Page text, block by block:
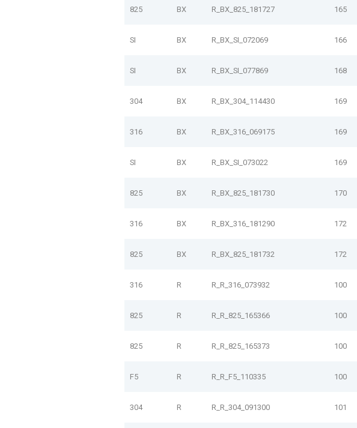
825 BX R_BX_825_181727 165
SI BX R_BX_SI_072069 166
SI BX R_BX_SI_077869 168
304 BX R_BX_304_114430 169
316 BX R_BX_316_069175 169
SI BX R_BX_SI_073022 169
825 BX R_BX_825_181730 170
316 BX R_BX_316_181290 172
825 BX R_BX_825_181732 172
316 R R_R_316_073932 100
825 R R_R_825_165366 100
825 R R_R_825_165373 100
F5 R R_R_F5_110335 100
304 R R_R_304_091300 101